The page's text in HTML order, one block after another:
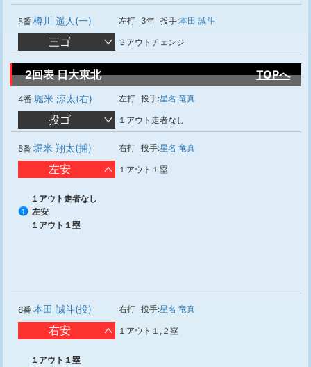
5番 樽川 遥人(一) 左打 3年 投手:本田 誠斗
三ゴ ３アウトチェンジ
2回表 日大東北 TOPへ
4番 堀米 涼太(右) 左打 投手:星名 竜真
投ゴ １アウト走者なし
5番 堀米 翔太(捕) 右打 投手:星名 竜真
左安 １アウト１塁
１アウト走者なし
1
左安
１アウト１塁
6番 本田 誠斗(投) 右打 投手:星名 竜真
右安 １アウト１,２塁
１アウト１塁